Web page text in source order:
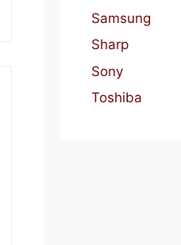
Samsung
Sharp
Sony
Toshiba